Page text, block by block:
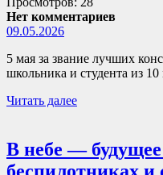
Нет комментариев
09.05.2026
5 мая за звание лучших
школьника и студента из
Читать далее
В небе —